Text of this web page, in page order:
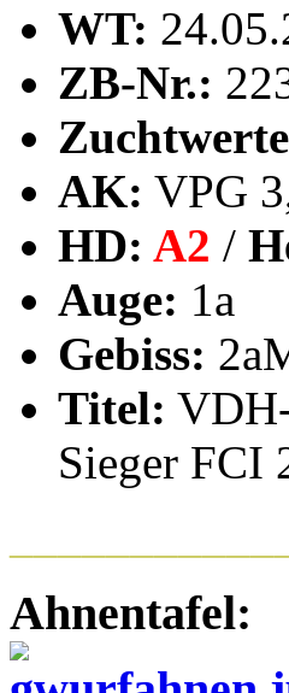
WT:
ZB-Nr.:
AK: VPG
HD: A2 /
Auge: 1a
Gebiss:
Titel:
Sieger FCI
Ahnentafel: